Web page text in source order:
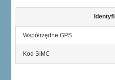
Współrzędne GPS
Kod SIMC